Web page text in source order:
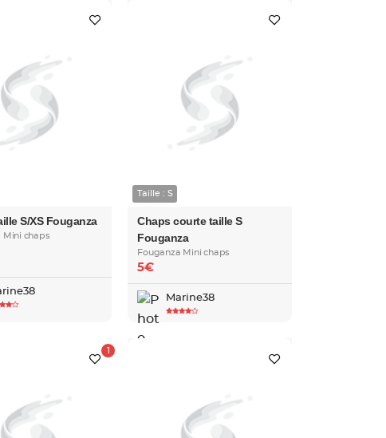
S/XS Fouganza
Mini chaps
Taille : S
Chaps courte taille S
Fouganza
Fouganza Mini chaps
5€
Marine38